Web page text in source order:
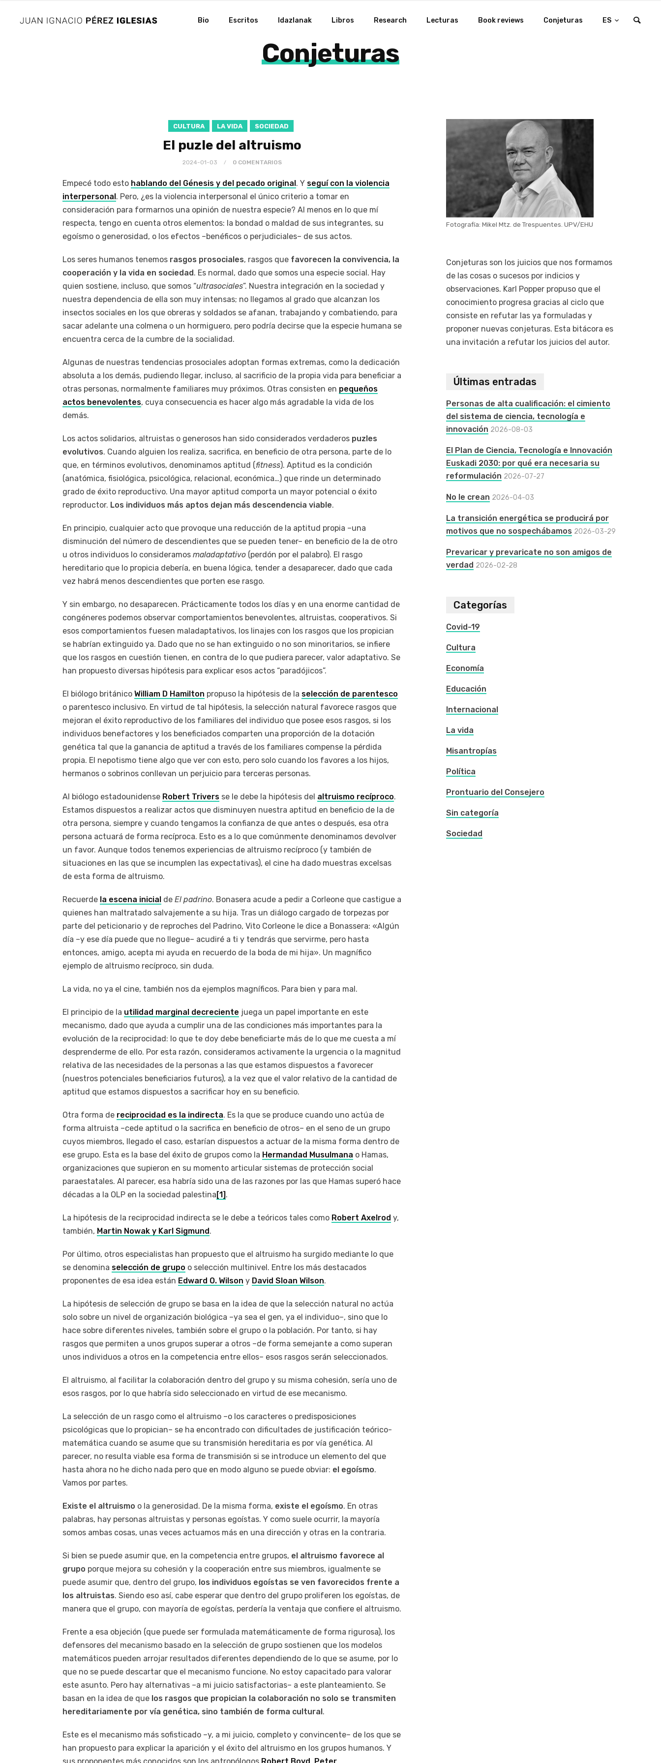
Bio Escritos Idazlanak Libros Research Lecturas Book reviews Conjeturas ES
Conjeturas
CULTURA LA VIDA SOCIEDAD
El puzle del altruismo
2024-01-03 0 COMENTARIOS
Empecé todo esto hablando del Génesis y del pecado original. Y seguí con la violencia
interpersonal. Pero, ¿es la violencia interpersonal el único criterio a tomar en
consideración para formarnos una opinión de nuestra especie? Al menos en lo que mí
respecta, tengo en cuenta otros elementos: la bondad o maldad de sus integrantes, su
egoísmo o generosidad, o los efectos –benéficos o perjudiciales– de sus actos.
Los seres humanos tenemos rasgos prosociales, rasgos que favorecen la convivencia, la
cooperación y la vida en sociedad. Es normal, dado que somos una especie social. Hay
quien sostiene, incluso, que somos “ultrasociales”. Nuestra integración en la sociedad y
nuestra dependencia de ella son muy intensas; no llegamos al grado que alcanzan los
insectos sociales en los que obreras y soldados se afanan, trabajando y combatiendo, para
sacar adelante una colmena o un hormiguero, pero podría decirse que la especie humana se
encuentra cerca de la cumbre de la socialidad.
Algunas de nuestras tendencias prosociales adoptan formas extremas, como la dedicación
absoluta a los demás, pudiendo llegar, incluso, al sacrificio de la propia vida para beneficiar a
otras personas, normalmente familiares muy próximos. Otras consisten en pequeños
actos benevolentes, cuya consecuencia es hacer algo más agradable la vida de los
demás.
Los actos solidarios, altruistas o generosos han sido considerados verdaderos puzles
evolutivos. Cuando alguien los realiza, sacrifica, en beneficio de otra persona, parte de lo
que, en términos evolutivos, denominamos aptitud (fitness). Aptitud es la condición
(anatómica, fisiológica, psicológica, relacional, económica…) que rinde un determinado
grado de éxito reproductivo. Una mayor aptitud comporta un mayor potencial o éxito
reproductor. Los individuos más aptos dejan más descendencia viable.
En principio, cualquier acto que provoque una reducción de la aptitud propia –una
disminución del número de descendientes que se pueden tener– en beneficio de la de otro
u otros individuos lo consideramos maladaptativo (perdón por el palabro). El rasgo
hereditario que lo propicia debería, en buena lógica, tender a desaparecer, dado que cada
vez habrá menos descendientes que porten ese rasgo.
Y sin embargo, no desaparecen. Prácticamente todos los días y en una enorme cantidad de
congéneres podemos observar comportamientos benevolentes, altruistas, cooperativos. Si
esos comportamientos fuesen maladaptativos, los linajes con los rasgos que los propician
se habrían extinguido ya. Dado que no se han extinguido o no son minoritarios, se infiere
que los rasgos en cuestión tienen, en contra de lo que pudiera parecer, valor adaptativo. Se
han propuesto diversas hipótesis para explicar esos actos “paradójicos”.
El biólogo británico William D Hamilton propuso la hipótesis de la selección de parentesco
o parentesco inclusivo. En virtud de tal hipótesis, la selección natural favorece rasgos que
mejoran el éxito reproductivo de los familiares del individuo que posee esos rasgos, si los
individuos benefactores y los beneficiados comparten una proporción de la dotación
genética tal que la ganancia de aptitud a través de los familiares compense la pérdida
propia. El nepotismo tiene algo que ver con esto, pero solo cuando los favores a los hijos,
hermanos o sobrinos conllevan un perjuicio para terceras personas.
Al biólogo estadounidense Robert Trivers se le debe la hipótesis del altruismo recíproco.
Estamos dispuestos a realizar actos que disminuyen nuestra aptitud en beneficio de la de
otra persona, siempre y cuando tengamos la confianza de que antes o después, esa otra
persona actuará de forma recíproca. Esto es a lo que comúnmente denominamos devolver
un favor. Aunque todos tenemos experiencias de altruismo recíproco (y también de
situaciones en las que se incumplen las expectativas), el cine ha dado muestras excelsas
de esta forma de altruismo.
Recuerde la escena inicial de El padrino. Bonasera acude a pedir a Corleone que castigue a
quienes han maltratado salvajemente a su hija. Tras un diálogo cargado de torpezas por
parte del peticionario y de reproches del Padrino, Vito Corleone le dice a Bonassera: «Algún
día –y ese día puede que no llegue– acudiré a ti y tendrás que servirme, pero hasta
entonces, amigo, acepta mi ayuda en recuerdo de la boda de mi hija». Un magnífico
ejemplo de altruismo recíproco, sin duda.
La vida, no ya el cine, también nos da ejemplos magníficos. Para bien y para mal.
El principio de la utilidad marginal decreciente juega un papel importante en este
mecanismo, dado que ayuda a cumplir una de las condiciones más importantes para la
evolución de la reciprocidad: lo que te doy debe beneficiarte más de lo que me cuesta a mí
desprenderme de ello. Por esta razón, consideramos activamente la urgencia o la magnitud
relativa de las necesidades de la personas a las que estamos dispuestos a favorecer
(nuestros potenciales beneficiarios futuros), a la vez que el valor relativo de la cantidad de
aptitud que estamos dispuestos a sacrificar hoy en su beneficio.
Otra forma de reciprocidad es la indirecta. Es la que se produce cuando uno actúa de
forma altruista –cede aptitud o la sacrifica en beneficio de otros– en el seno de un grupo
cuyos miembros, llegado el caso, estarían dispuestos a actuar de la misma forma dentro de
ese grupo. Esta es la base del éxito de grupos como la Hermandad Musulmana o Hamas,
organizaciones que supieron en su momento articular sistemas de protección social
paraestatales. Al parecer, esa habría sido una de las razones por las que Hamas superó hace
décadas a la OLP en la sociedad palestina[1].
La hipótesis de la reciprocidad indirecta se le debe a teóricos tales como Robert Axelrod y,
también, Martin Nowak y Karl Sigmund.
Por último, otros especialistas han propuesto que el altruismo ha surgido mediante lo que
se denomina selección de grupo o selección multinivel. Entre los más destacados
proponentes de esa idea están Edward O. Wilson y David Sloan Wilson.
La hipótesis de selección de grupo se basa en la idea de que la selección natural no actúa
solo sobre un nivel de organización biológica –ya sea el gen, ya el individuo–, sino que lo
hace sobre diferentes niveles, también sobre el grupo o la población. Por tanto, si hay
rasgos que permiten a unos grupos superar a otros –de forma semejante a como superan
unos individuos a otros en la competencia entre ellos– esos rasgos serán seleccionados.
El altruismo, al facilitar la colaboración dentro del grupo y su misma cohesión, sería uno de
esos rasgos, por lo que habría sido seleccionado en virtud de ese mecanismo.
La selección de un rasgo como el altruismo –o los caracteres o predisposiciones
psicológicas que lo propician– se ha encontrado con dificultades de justificación teórico-
matemática cuando se asume que su transmisión hereditaria es por vía genética. Al
parecer, no resulta viable esa forma de transmisión si se introduce un elemento del que
hasta ahora no he dicho nada pero que en modo alguno se puede obviar: el egoísmo.
Vamos por partes.
Existe el altruismo o la generosidad. De la misma forma, existe el egoísmo. En otras
palabras, hay personas altruistas y personas egoístas. Y como suele ocurrir, la mayoría
somos ambas cosas, unas veces actuamos más en una dirección y otras en la contraria.
Si bien se puede asumir que, en la competencia entre grupos, el altruismo favorece al
grupo porque mejora su cohesión y la cooperación entre sus miembros, igualmente se
puede asumir que, dentro del grupo, los individuos egoístas se ven favorecidos frente a
los altruistas. Siendo eso así, cabe esperar que dentro del grupo proliferen los egoístas, de
manera que el grupo, con mayoría de egoístas, perdería la ventaja que confiere el altruismo.
Frente a esa objeción (que puede ser formulada matemáticamente de forma rigurosa), los
defensores del mecanismo basado en la selección de grupo sostienen que los modelos
matemáticos pueden arrojar resultados diferentes dependiendo de lo que se asume, por lo
que no se puede descartar que el mecanismo funcione. No estoy capacitado para valorar
este asunto. Pero hay alternativas –a mi juicio satisfactorias– a este planteamiento. Se
basan en la idea de que los rasgos que propician la colaboración no solo se transmiten
hereditariamente por vía genética, sino también de forma cultural.
Este es el mecanismo más sofisticado –y, a mi juicio, completo y convincente– de los que se
han propuesto para explicar la aparición y el éxito del altruismo en los grupos humanos. Y
Fotografía: Mikel Mtz. de Trespuentes. UPV/EHU
Conjeturas son los juicios que nos formamos
de las cosas o sucesos por indicios y
observaciones. Karl Popper propuso que el
conocimiento progresa gracias al ciclo que
consiste en refutar las ya formuladas y
proponer nuevas conjeturas. Esta bitácora es
una invitación a refutar los juicios del autor.
Últimas entradas
Personas de alta cualificación: el cimiento
del sistema de ciencia, tecnología e
innovación 2026-08-03
El Plan de Ciencia, Tecnología e Innovación
Euskadi 2030: por qué era necesaria su
reformulación 2026-07-27
No le crean 2026-04-03
La transición energética se producirá por
motivos que no sospechábamos 2026-03-29
Prevaricar y prevaricate no son amigos de
verdad 2026-02-28
Categorías
Covid-19
Cultura
Economía
Educación
Internacional
La vida
Misantropías
Política
Prontuario del Consejero
Sin categoría
Sociedad